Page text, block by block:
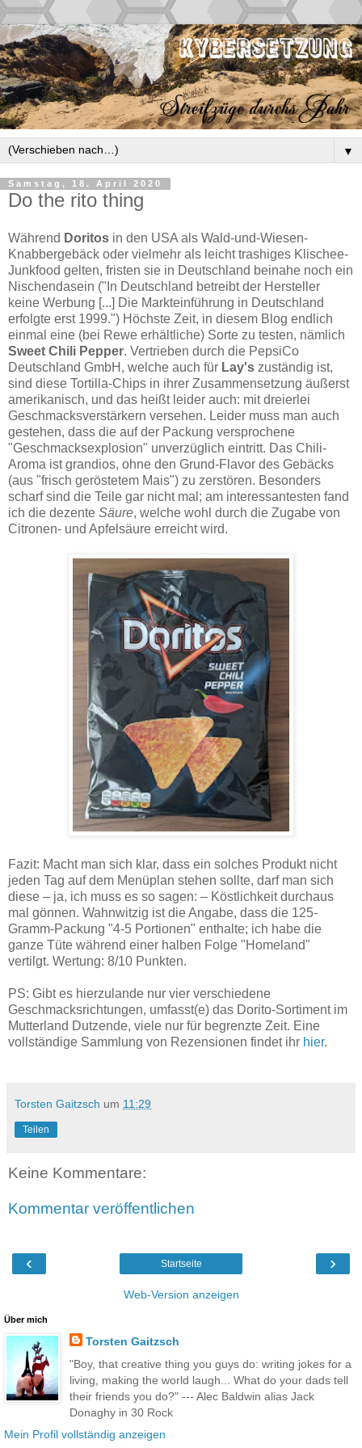
▼
Samstag, 18. April 2020
Do the rito thing
Während Doritos in den USA als Wald-und-Wiesen-
Knabbergebäck oder vielmehr als leicht trashiges Klischee-
Junkfood gelten, fristen sie in Deutschland beinahe noch ein
Nischendasein ("In Deutschland betreibt der Hersteller
keine Werbung [...] Die Markteinführung in Deutschland
erfolgte erst 1999.") Höchste Zeit, in diesem Blog endlich
einmal eine (bei Rewe erhältliche) Sorte zu testen, nämlich
Sweet Chili Pepper. Vertrieben durch die PepsiCo
Deutschland GmbH, welche auch für Lay's zuständig ist,
sind diese Tortilla-Chips in ihrer Zusammensetzung äußerst
amerikanisch, und das heißt leider auch: mit dreierlei
Geschmacksverstärkern versehen. Leider muss man auch
gestehen, dass die auf der Packung versprochene
"Geschmacksexplosion" unverzüglich eintritt. Das Chili-
Aroma ist grandios, ohne den Grund-Flavor des Gebäcks
(aus "frisch geröstetem Mais") zu zerstören. Besonders
scharf sind die Teile gar nicht mal; am interessantesten fand
ich die dezente Säure, welche wohl durch die Zugabe von
Citronen- und Apfelsäure erreicht wird.
Fazit: Macht man sich klar, dass ein solches Produkt nicht
jeden Tag auf dem Menüplan stehen sollte, darf man sich
diese – ja, ich muss es so sagen: – Köstlichkeit durchaus
mal gönnen. Wahnwitzig ist die Angabe, dass die 125-
Gramm-Packung "4-5 Portionen" enthalte; ich habe die
ganze Tüte während einer halben Folge "Homeland"
vertilgt. Wertung: 8/10 Punkten.
PS: Gibt es hierzulande nur vier verschiedene
Geschmacksrichtungen, umfasst(e) das Dorito-Sortiment im
Mutterland Dutzende, viele nur für begrenzte Zeit. Eine
vollständige Sammlung von Rezensionen findet ihr hier.
Torsten Gaitzsch um 11:29
Teilen
Keine Kommentare:
Kommentar veröffentlichen
‹ ›
Startseite
Web-Version anzeigen
Über mich
Torsten Gaitzsch
"Boy, that creative thing you guys do: writing jokes for a
living, making the world laugh... What do your dads tell
their friends you do?" --- Alec Baldwin alias Jack
Donaghy in 30 Rock
Mein Profil vollständig anzeigen